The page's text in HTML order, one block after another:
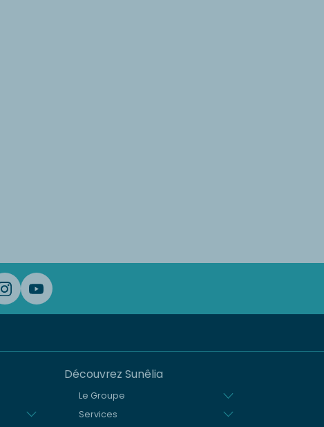
Découvrez Sunêlia
Le Groupe
Services